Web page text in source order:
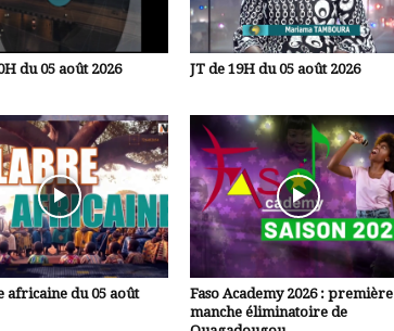
du 05 août 2026 JT de 19H du 05 août 2026
africaine du 05 août
Faso Academy 2026 : première
manche éliminatoire de